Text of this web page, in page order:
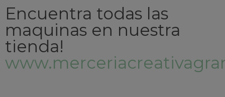
Encuentra todas las
maquinas en nuestra
tienda!